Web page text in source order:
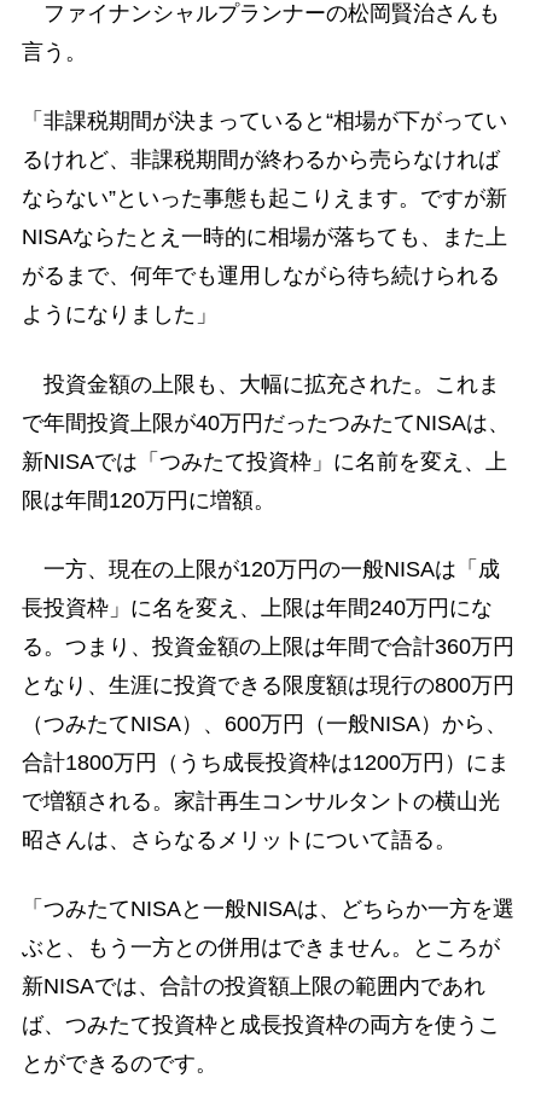
ファイナンシャルプランナーの松岡賢治さんも
言う。
「非課税期間が決まっていると“相場が下がってい
るけれど、非課税期間が終わるから売らなければ
ならない”といった事態も起こりえます。ですが新
NISAならたとえ一時的に相場が落ちても、また上
がるまで、何年でも運用しながら待ち続けられる
ようになりました」
投資金額の上限も、大幅に拡充された。これま
で年間投資上限が40万円だったつみたてNISAは、
新NISAでは「つみたて投資枠」に名前を変え、上
限は年間120万円に増額。
一方、現在の上限が120万円の一般NISAは「成
長投資枠」に名を変え、上限は年間240万円にな
る。つまり、投資金額の上限は年間で合計360万円
となり、生涯に投資できる限度額は現行の800万円
（つみたてNISA）、600万円（一般NISA）から、
合計1800万円（うち成長投資枠は1200万円）にま
で増額される。家計再生コンサルタントの横山光
昭さんは、さらなるメリットについて語る。
「つみたてNISAと一般NISAは、どちらか一方を選
ぶと、もう一方との併用はできません。ところが
新NISAでは、合計の投資額上限の範囲内であれ
ば、つみたて投資枠と成長投資枠の両方を使うこ
とができるのです。